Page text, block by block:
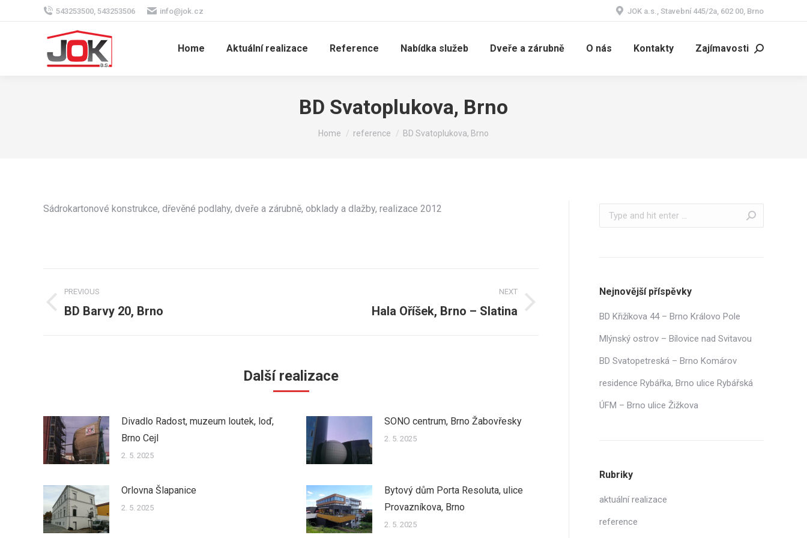
543253500, 543253506 info@jok.cz JOK a.s., Stavební 445/2a, 602 00, Brno
Home Aktuální realizace Reference Nabídka služeb Dveře a zárubně O nás Kontakty Zajímavosti Search:
BD Svatoplukova, Brno
You are here:
Home reference BD Svatoplukova, Brno
Sádrokartonové konstrukce, dřevěné podlahy, dveře a zárubně, obklady a dlažby, realizace 2012
navigation
PREVIOUS
Previous
BD Barvy 20, Brno
NEXT
Hala Oříšek, Brno – Slatina
Další realizace
Divadlo Radost, muzeum loutek, loď,
Brno Cejl
2. 5. 2025
SONO centrum, Brno Žabovřesky
2. 5. 2025
Orlovna Šlapanice
2. 5. 2025
Bytový dům Porta Resoluta, ulice
Provazníkova, Brno
2. 5. 2025
Search:
Nejnovější příspěvky
BD Křižíkova 44 – Brno Královo Pole
Mlýnský ostrov – Bílovice nad Svitavou
BD Svatopetreská – Brno Komárov
residence Rybářka, Brno ulice Rybářská
ÚFM – Brno ulice Žižkova
Rubriky
aktuální realizace
reference